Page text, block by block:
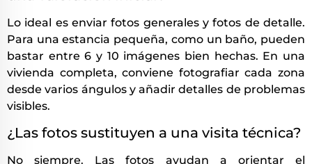
Lo ideal es enviar fotos generales y fotos de detalle.
Para una estancia pequeña, como un baño, pueden
bastar entre 6 y 10 imágenes bien hechas. En una
vivienda completa, conviene fotografiar cada zona
desde varios ángulos y añadir detalles de problemas
visibles.
¿Las fotos sustituyen a una visita técnica?
No siempre. Las fotos ayudan a orientar el